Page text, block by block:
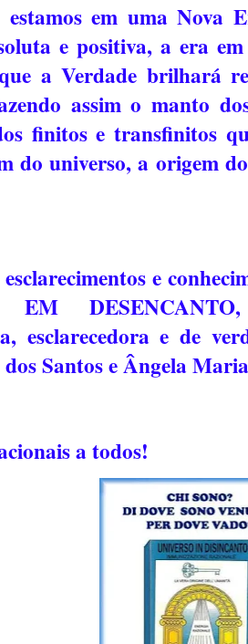
estamos em uma Nova
e positiva, a era
a Verdade brilhará
assim o manto
finitos e transfinitos
do universo, a origem
esclarecimentos e
EM
esclarecedora e de
Santos e Ângela
a todos!